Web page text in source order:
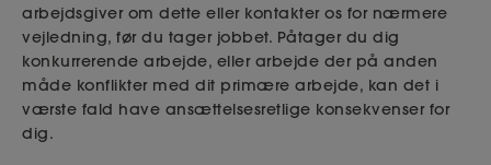
arbejdsgiver om dette eller kontakter os for nærmere
vejledning, før du tager jobbet. Påtager du dig
konkurrerende arbejde, eller arbejde der på anden
måde konflikter med dit primære arbejde, kan det i
værste fald have ansættelsesretlige konsekvenser for
dig.